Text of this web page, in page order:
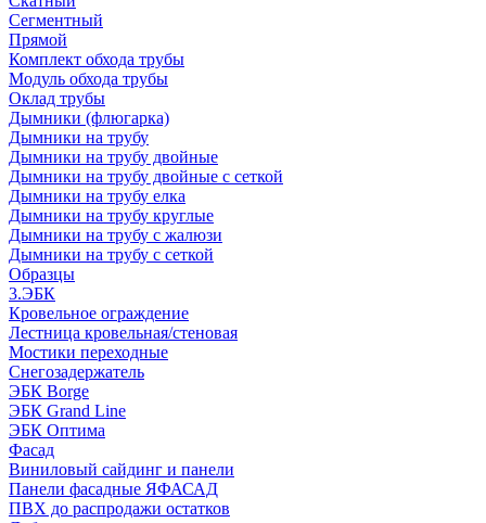
Сегментный
Прямой
Комплект обхода трубы
Модуль обхода трубы
Оклад трубы
Дымники (флюгарка)
Дымники на трубу
Дымники на трубу двoйные
Дымники на трубу двoйные с сеткой
Дымники на трубу елка
Дымники на трубу круглые
Дымники на трубу с жалюзи
Дымники на трубу с сеткой
Образцы
3.ЭБК
Кровельное ограждение
Лестница кровельная/стеновая
Мостики переходные
Снегозадержатель
ЭБК Borge
ЭБК Grand Line
ЭБК Оптима
Фасад
Виниловый сайдинг и панели
Панели фасадные ЯФАСАД
ПВХ до распродажи остатков